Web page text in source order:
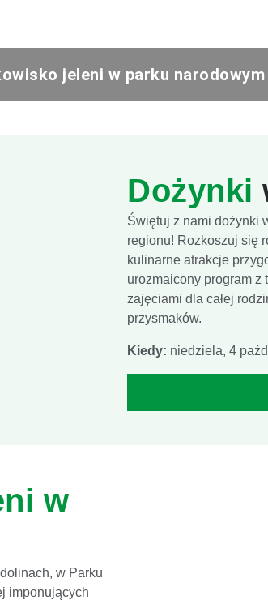
jeleni w parku narodowym
Dożynki
Świętuj z nami dożynki
regionu! Rozkoszuj się
kulinarne atrakcje
urozmaicony program z
zajęciami dla całej
przysmaków.
Kiedy: niedziela, 4
w
w Parku
imponujących